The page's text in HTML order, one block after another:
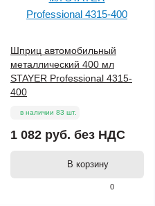
0
Шприц автомобильный
металлический 400 мл
STAYER Professional 4315-
400
в наличии 83 шт.
1 082 руб. без НДС
В корзину